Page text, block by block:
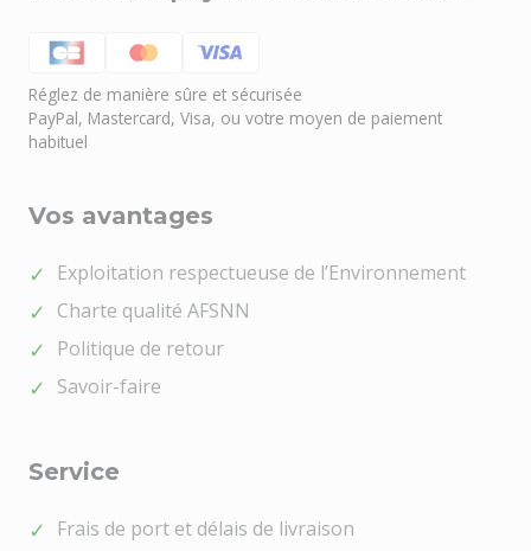
Réglez de manière sûre et sécurisée
PayPal, Mastercard, Visa, ou votre moyen de paiement
habituel
Vos avantages
Exploitation respectueuse de l’Environnement
Charte qualité AFSNN
Politique de retour
Savoir-faire
Service
Frais de port et délais de livraison